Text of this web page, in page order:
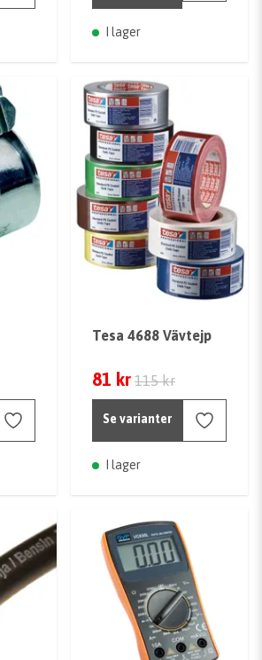
I lager
Tesa 4688 Vävtejp
81 kr 115 kr
Se varianter
I lager